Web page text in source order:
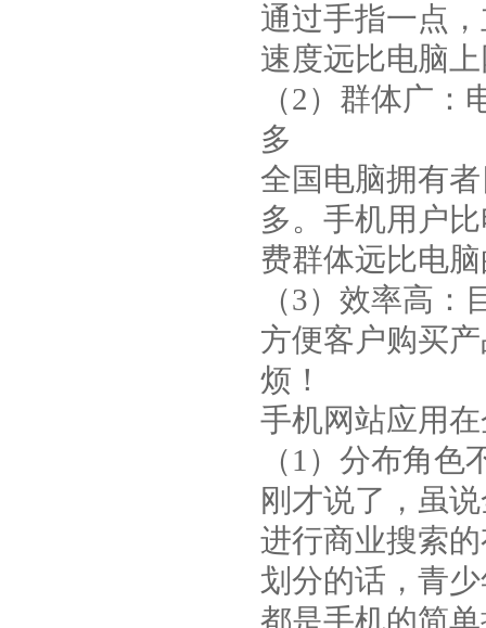
通过手指一点
速度远比电脑
（2）群体广
多
全国电脑拥有
多。手机用户
费群体远比电
（3）效率高
方便客户购买
烦！
手机网站应用
（1）分布角
刚才说了，虽
进行商业搜索
划分的话，青
都是手机的简